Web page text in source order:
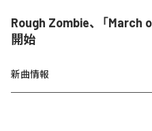
Rough Zombie、「March
開始
新曲情報